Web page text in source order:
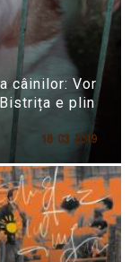
câinilor: Vor
e plin